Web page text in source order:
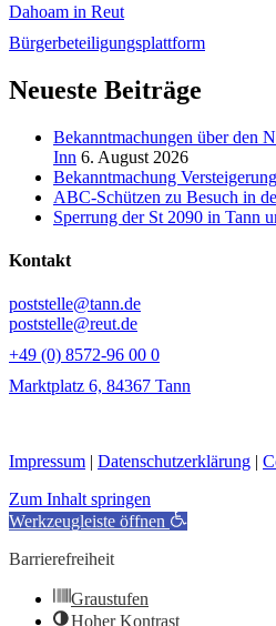
Dahoam in Reut
Bürgerbeteiligungsplattform
Neueste Beiträge
Bekanntmachungen über den
Inn 6. August 2026
Bekanntmachung
ABC-Schützen zu Besuch in
Sperrung der St 2090 in Tann
Kontakt
poststelle@tann.de
poststelle@reut.de
+49 (0) 8572-96 00 0
Marktplatz 6, 84367 Tann
Impressum | Datenschutzerklärung |
Zum Inhalt springen
Werkzeugleiste öffnen
Barrierefreiheit
Graustufen
Hoher Kontrast